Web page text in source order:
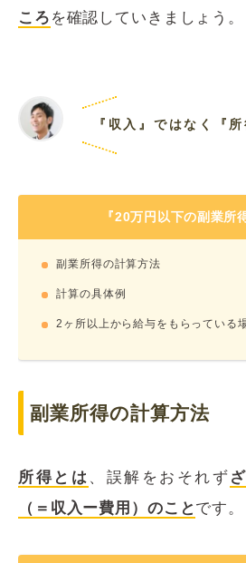
ころ を確認していきましょう。
『収入』ではなく『
『20万円以下の副業所
副業所得の計算方法
計算の具体例
2ヶ所以上から給与をもらっている
副業所得の計算方法
所得とは 、誤解をおそれず
（＝収入ー費用）のこと です。